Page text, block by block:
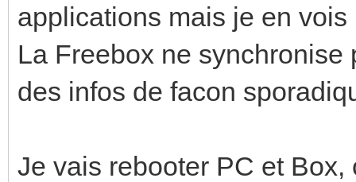
applications mais je en
La Freebox ne
des infos de facon
Je vais rebooter PC et Box,